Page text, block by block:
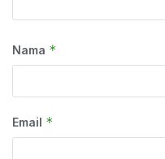
Nama *
Email *